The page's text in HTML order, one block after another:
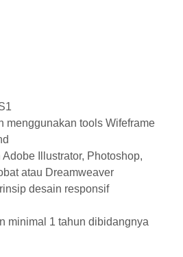
menggunakan tools Wifeframe
Illustrator, Photoshop,
atau Dreamweaver
desain responsif
minimal 1 tahun dibidangnya